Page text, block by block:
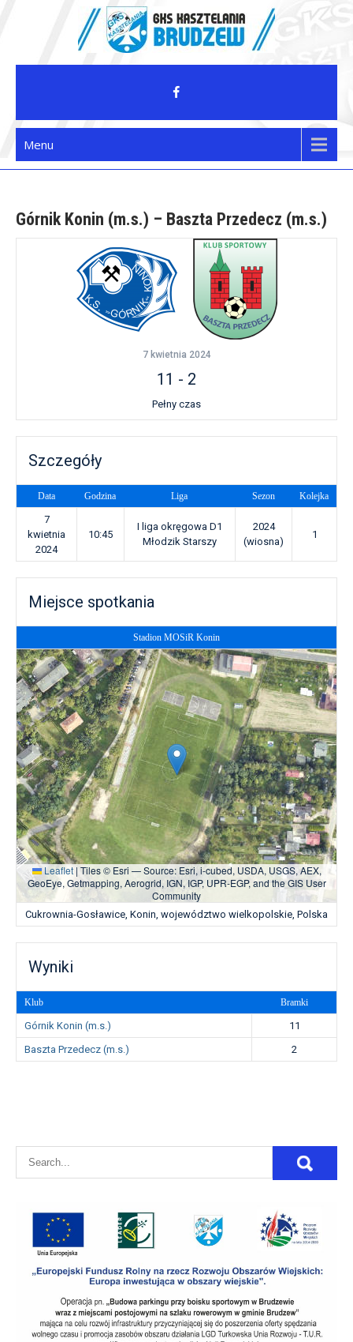
GKS Kasztelania Brudzew
Menu
Górnik Konin (m.s.) – Baszta Przedecz (m.s.)
7 kwietnia 2024
11 - 2
Pełny czas
Szczegóły
Data Godzina Liga Sezon Kolejka
7
kwietnia
2024
10:45
I liga okręgowa D1
Młodzik Starszy
2024
(wiosna)
1
Miejsce spotkania
Stadion MOSiR Konin
Leaflet | Tiles © Esri — Source: Esri, i-cubed, USDA, USGS, AEX,
GeoEye, Getmapping, Aerogrid, IGN, IGP, UPR-EGP, and the GIS User
Community
Cukrownia-Gosławice, Konin, województwo wielkopolskie, Polska
Wyniki
Klub Bramki
Górnik Konin (m.s.)
11
Baszta Przedecz (m.s.)
2